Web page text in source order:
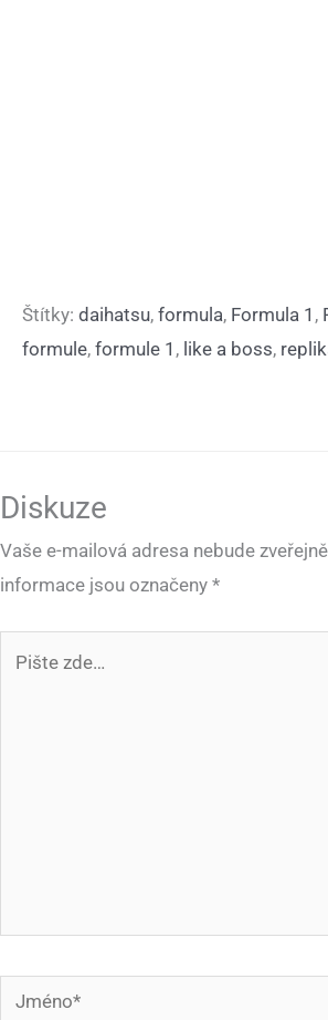
Štítky: daihatsu, formula, Formula 1 ,
formule, formule 1 , like a boss,
Diskuze
Vaše e-mailová adresa nebude
informace jsou označeny *
Jméno*